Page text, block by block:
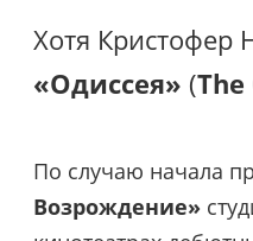
Хотя Кристофер
«Одиссея» (The
По случаю начала
Возрождение»